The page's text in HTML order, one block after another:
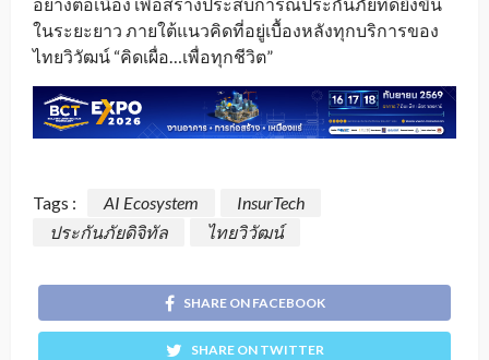
อย่างต่อเนื่อง เพื่อสร้างประสบการณ์ประกันภัยที่ดียิ่งขึ้น
ในระยะยาว ภายใต้แนวคิดที่อยู่เบื้องหลังทุกบริการของ
ไทยวิวัฒน์ “คิดเผื่อ…เพื่อทุกชีวิต”
Tags : AI Ecosystem
InsurTech
ประกันภัยดิจิทัล
ไทยวิวัฒน์
SHARE ON FACEBOOK
SHARE ON TWITTER